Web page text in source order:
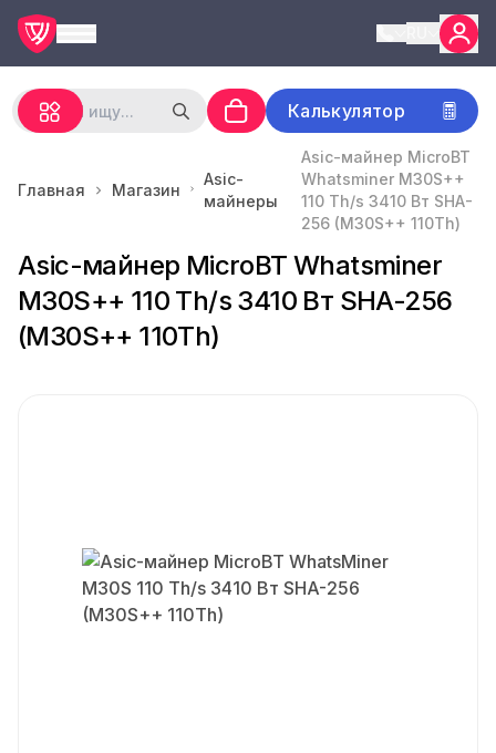
Калькулятор
Главная Магазин
Asic-
майнеры
Asic-майнер MicroBT
Whatsminer M30S++
110 Th/s 3410 Вт SHA-
256 (M30S++ 110Th)
Asic-майнер MicroBT Whatsminer
M30S++ 110 Th/s 3410 Вт SHA-256
(M30S++ 110Th)